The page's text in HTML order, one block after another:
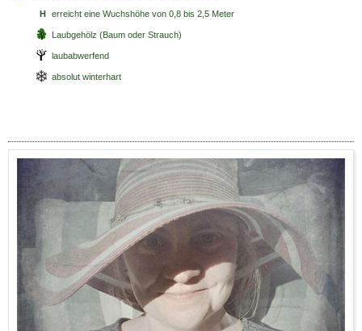
H erreicht eine Wuchshöhe von 0,8 bis 2,5 Meter
Laubgehölz (Baum oder Strauch)
laubabwerfend
absolut winterhart